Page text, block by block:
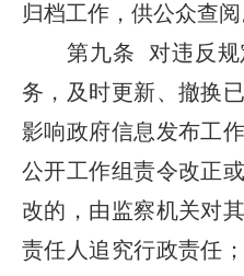
归档工作，供公众查阅
第九条 对违反规
务，及时更新、撤换
影响政府信息发布工
公开工作组责令改正
改的，由监察机关对
责任人追究行政责任